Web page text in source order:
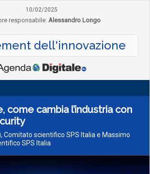
10/02/2025
responsabile: Alessandro Longo
dell'innovazione
come cambia l’industria con
Comitato scientifico SPS Italia e Massimo
SPS Italia